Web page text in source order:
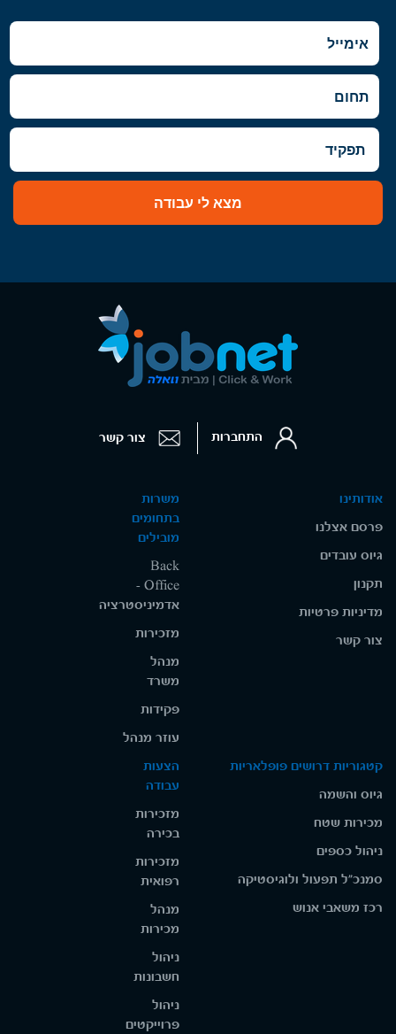
מצא לי עבודה
אודותינו
פרסם אצלנו
גיוס עובדים
תקנון
מדיניות פרטיות
צור קשר
משרות
בתחומים
מובילים
Back
Office -
אדמיניסטרציה
מזכירות
מנהל
משרד
פקידות
עוזר מנהל
קטגוריות דרושים פופלאריות
גיוס והשמה
מכירות שטח
ניהול כספים
סמנכ"ל תפעול ולוגיסטיקה
רכז משאבי אנוש
הצעות
עבודה
מזכירות
בכירה
מזכירות
רפואית
מנהל
מכירות
ניהול
חשבונות
ניהול
פרוייקטים